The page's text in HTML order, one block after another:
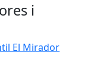
i
El Mirador